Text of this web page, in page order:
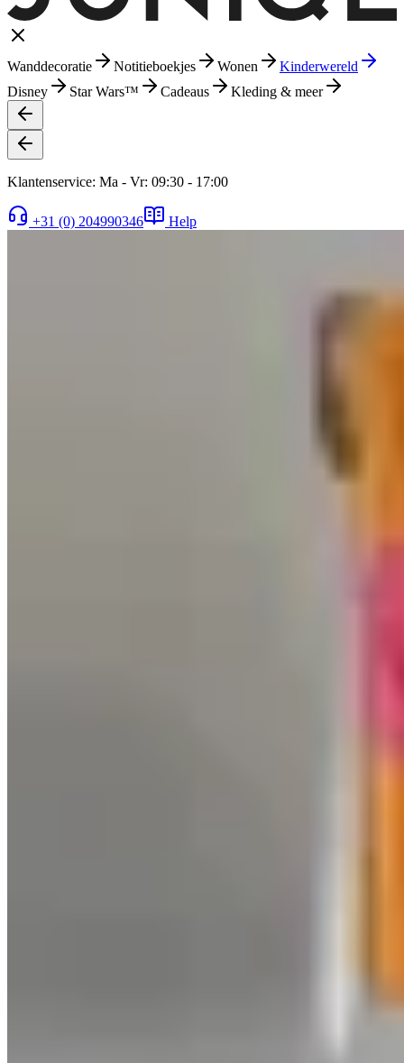
Wanddecoratie Notitieboekjes Wonen
Kinderwereld
Disney
Star Wars™ Cadeaus Kleding & meer
Klantenservice: Ma - Vr: 09:30 - 17:00
+31 (0) 204990346 Help